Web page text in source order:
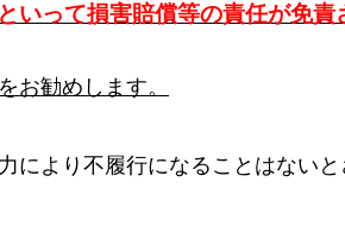
いって損害賠償等の責任が免責
お勧めします。
により不履行になることはないと